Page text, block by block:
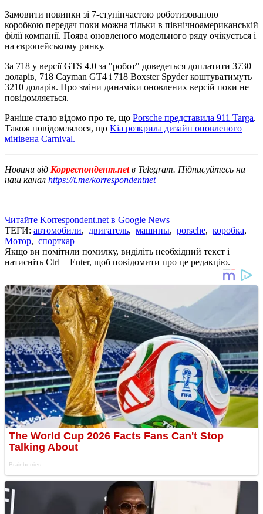
Замовити новинки зі 7-ступінчастою роботизованою
коробкою передач поки можна тільки в північноамериканській
філії компанії. Поява оновленого модельного ряду очікується і
на європейському ринку.
За 718 у версії GTS 4.0 за "робот" доведеться доплатити 3730
доларів, 718 Cayman GT4 і 718 Boxster Spyder коштуватимуть
3210 доларів. Про зміни динаміки оновлених версій поки не
повідомляється.
Раніше стало відомо про те, що Porsche представила 911 Targa.
Також повідомлялося, що Kia розкрила дизайн оновленого
мінівена Carnival.
Новини від Корреспондент.netв Telegram. Підписуйтесь на
наш канал https://t.me/korrespondentnet
Читайте Korrespondent.net в Google News
ТЕГИ: автомобили, двигатель, машины, porsche, коробка,
Мотор, спорткар
Якщо ви помітили помилку, виділіть необхідний текст і
натисніть Ctrl + Enter, щоб повідомити про це редакцію.